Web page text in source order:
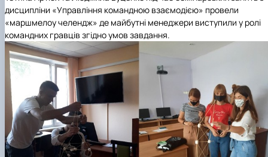
дисципліни «Управління командною взаємодією» провели
«маршмелоу челендж» де майбутні менеджери виступили у ролі
командних гравців згідно умов завдання.